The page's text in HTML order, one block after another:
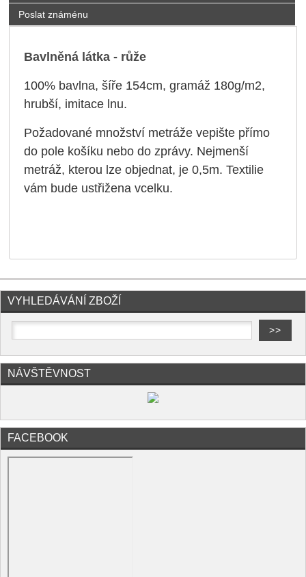
Poslat známénu
Bavlněná látka - růže
100% bavlna, šíře 154cm, gramáž 180g/m2,
hrubší, imitace lnu.
Požadované množství metráže vepište přímo
do pole košíku nebo do zprávy. Nejmenší
metráž, kterou lze objednat, je 0,5m. Textilie
vám bude ustřižena vcelku.
VYHLEDÁVÁNÍ ZBOŽÍ
NÁVŠTĚVNOST
FACEBOOK